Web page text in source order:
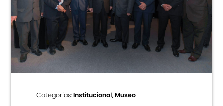
Categorías:Institucional, Museo